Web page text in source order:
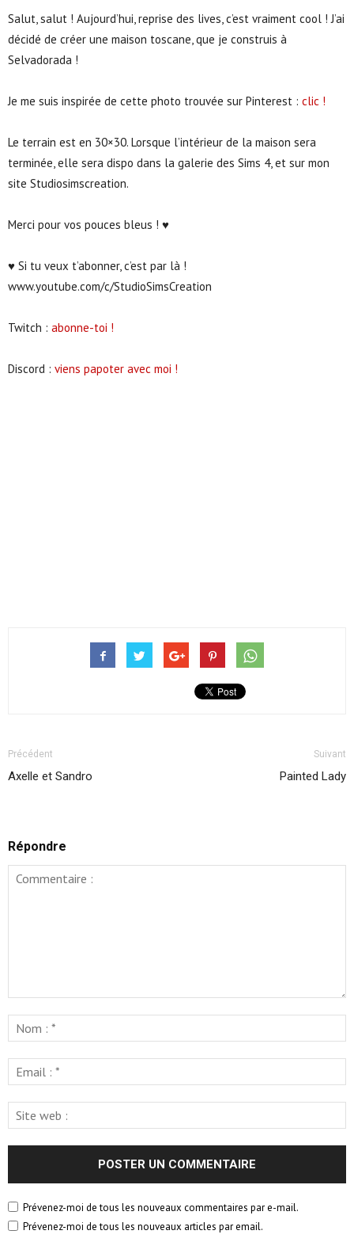
Salut, salut ! Aujourd’hui, reprise des lives, c’est vraiment cool ! J’ai
décidé de créer une maison toscane, que je construis à
Selvadorada !
Je me suis inspirée de cette photo trouvée sur Pinterest : clic !
Le terrain est en 30×30. Lorsque l’intérieur de la maison sera
terminée, elle sera dispo dans la galerie des Sims 4, et sur mon
site Studiosimscreation.
Merci pour vos pouces bleus ! ♥
♥ Si tu veux t’abonner, c’est par là !
www.youtube.com/c/StudioSimsCreation
Twitch : abonne-toi !
Discord : viens papoter avec moi !
Précédent
Axelle et Sandro
Suivant
Painted Lady
Répondre
Prévenez-moi de tous les nouveaux commentaires par e-mail.
Prévenez-moi de tous les nouveaux articles par email.